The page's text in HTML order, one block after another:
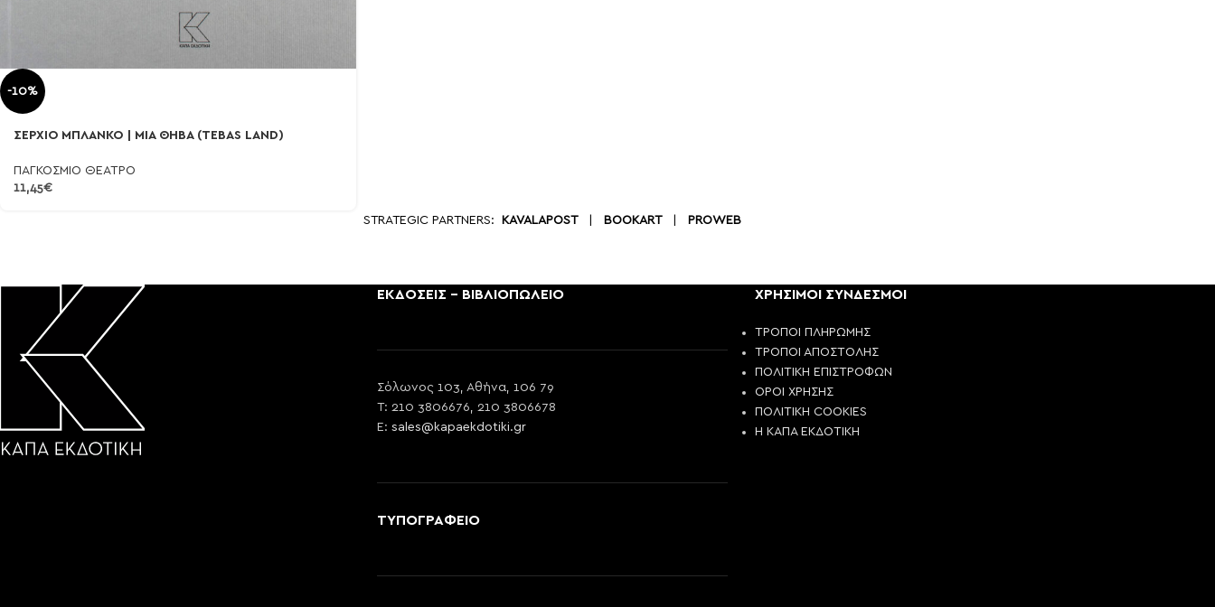
-10%
ΣΕΡΧΙΟ ΜΠΛΑΝΚΟ | ΜΙΑ ΘΗΒΑ (TEBAS LAND)
ΠΑΓΚΟΣΜΙΟ ΘΕΑΤΡΟ
11,45€
STRATEGIC PARTNERS: KAVALAPOST| BOOKART| PROWEB
ΕΚΔΟΣΕΙΣ - ΒΙΒΛΙΟΠΩΛΕΙΟ
Σόλωνος 103, Αθήνα, 106 79
T: 210 3806676, 210 3806678
E:sales@kapaekdotiki.gr
ΤΥΠΟΓΡΑΦΕΙΟ
ΧΡΗΣΙΜΟΙ ΣΥΝΔΕΣΜΟΙ
ΤΡΟΠΟΙ ΠΛΗΡΩΜΗΣ
ΤΡΟΠΟΙ ΑΠΟΣΤΟΛΗΣ
ΠΟΛΙΤΙΚΗ ΕΠΙΣΤΡΟΦΩΝ
ΟΡΟΙ ΧΡΗΣΗΣ
ΠΟΛΙΤΙΚΗ COOKIES
Η ΚΑΠΑ ΕΚΔΟΤΙΚΗ